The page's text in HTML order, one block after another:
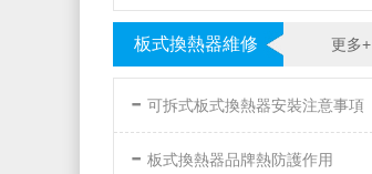
更多+
板式換熱器維修
- 可拆式板式換熱器安裝注意事項
- 板式換熱器品牌熱防護作用